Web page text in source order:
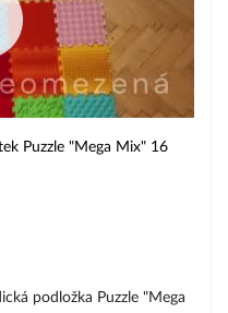
senzorických
podložka CalmPad,
- rozvojová pomůcka
a pozornosti Dřevěná
Puzzle "Mega Mix" 16
podložka Puzzle "Mega